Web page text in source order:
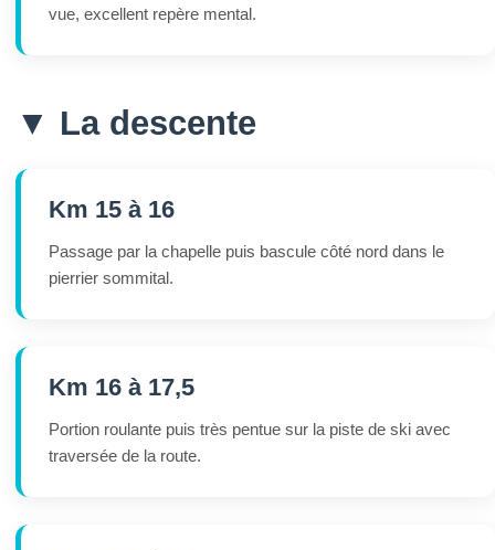
vue, excellent repère mental.
▼ La descente
Km 15 à 16
Passage par la chapelle puis bascule côté nord dans le
pierrier sommital.
Km 16 à 17,5
Portion roulante puis très pentue sur la piste de ski avec
traversée de la route.